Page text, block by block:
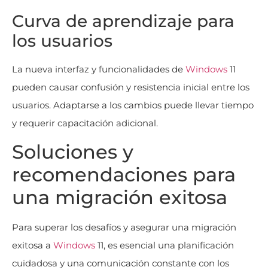
Curva de aprendizaje para
los usuarios
La nueva interfaz y funcionalidades de Windows 11
pueden causar confusión y resistencia inicial entre los
usuarios. Adaptarse a los cambios puede llevar tiempo
y requerir capacitación adicional.
Soluciones y
recomendaciones para
una migración exitosa
Para superar los desafíos y asegurar una migración
exitosa a Windows 11, es esencial una planificación
cuidadosa y una comunicación constante con los